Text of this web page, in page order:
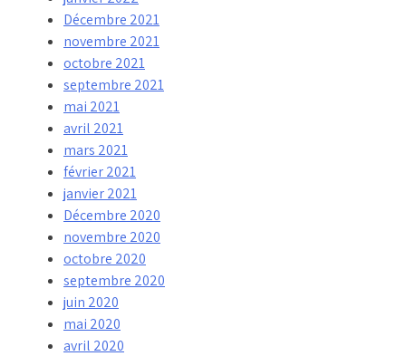
Décembre 2021
novembre 2021
octobre 2021
septembre 2021
mai 2021
avril 2021
mars 2021
février 2021
janvier 2021
Décembre 2020
novembre 2020
octobre 2020
septembre 2020
juin 2020
mai 2020
avril 2020